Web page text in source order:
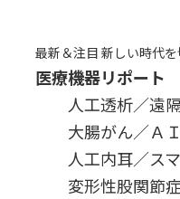
最新＆注目 新しい時代を
医療機器リポート
人工透析／遠
大腸がん／Ａ
人工内耳／ス
変形性股関節